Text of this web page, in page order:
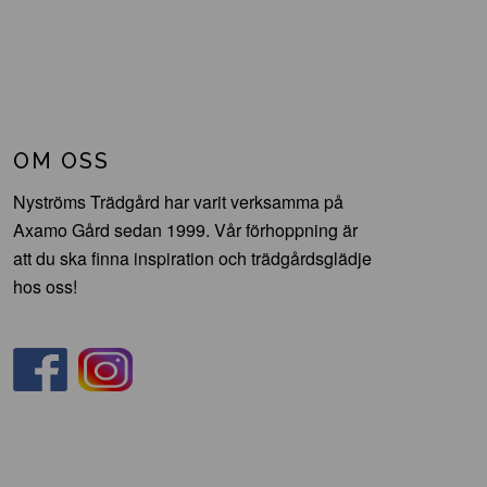
OM OSS
Nyströms Trädgård har varit verksamma på
Axamo Gård sedan 1999. Vår förhoppning är
att du ska finna inspiration och trädgårdsglädje
hos oss!